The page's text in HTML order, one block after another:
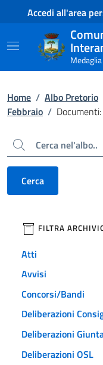
Contenuto principale
Piede di paginaAccedi all'area
Home / Albo Pretorio
Febbraio /
Cerca
Cerca
filtri da
FILTRA
Atti
Avvisi
Concorsi/Bandi
Deliberazioni
Deliberazioni
Deliberazioni OSL